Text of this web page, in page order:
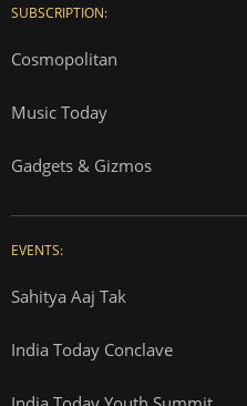
SUBSCRIPTION:
Cosmopolitan
Music Today
Gadgets & Gizmos
EVENTS:
Sahitya Aaj Tak
India Today Conclave